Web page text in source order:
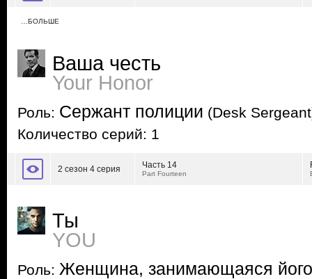
…БОЛЬШЕ
Ваша честь
Your Honor
Роль: Сержант полиции (Desk
Количество серий: 1
2 сезон 4 серия Часть 14
Part Fourteen
Ты
YOU
Роль: Женщина, занимающаяся